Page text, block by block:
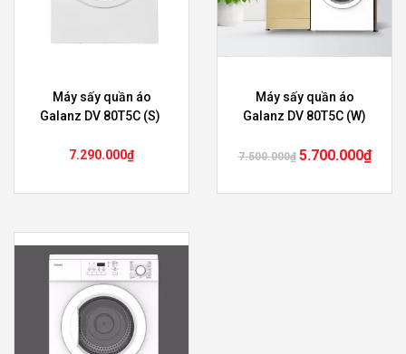
Máy sấy quần áo
Galanz DV 80T5C (S)
7.290.000₫
Máy sấy quần áo
Galanz DV 80T5C (W)
7.500.000₫ 5.700.000₫